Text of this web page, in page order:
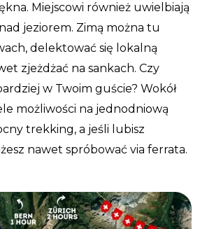
Miejscowi również uwielbiają
jeziorem. Zimą można tu
delektować się lokalną
zjeżdżać na sankach. Czy
w Twoim guście? Wokół
możliwości na jednodniową
trekking, a jeśli lubisz
nawet spróbować via ferrata.